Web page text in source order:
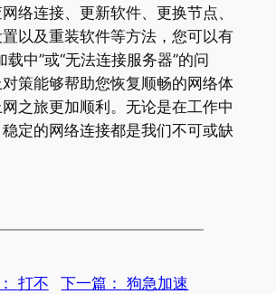
络连接、更新软件、更换节点、
以及重装软件等方法，您可以有
载中”或“无法连接服务器”的问
策能够帮助您恢复顺畅的网络体
之旅更加顺利。无论是在工作中
定的网络连接都是我们不可或缺
打不
下一篇：
狗急加速